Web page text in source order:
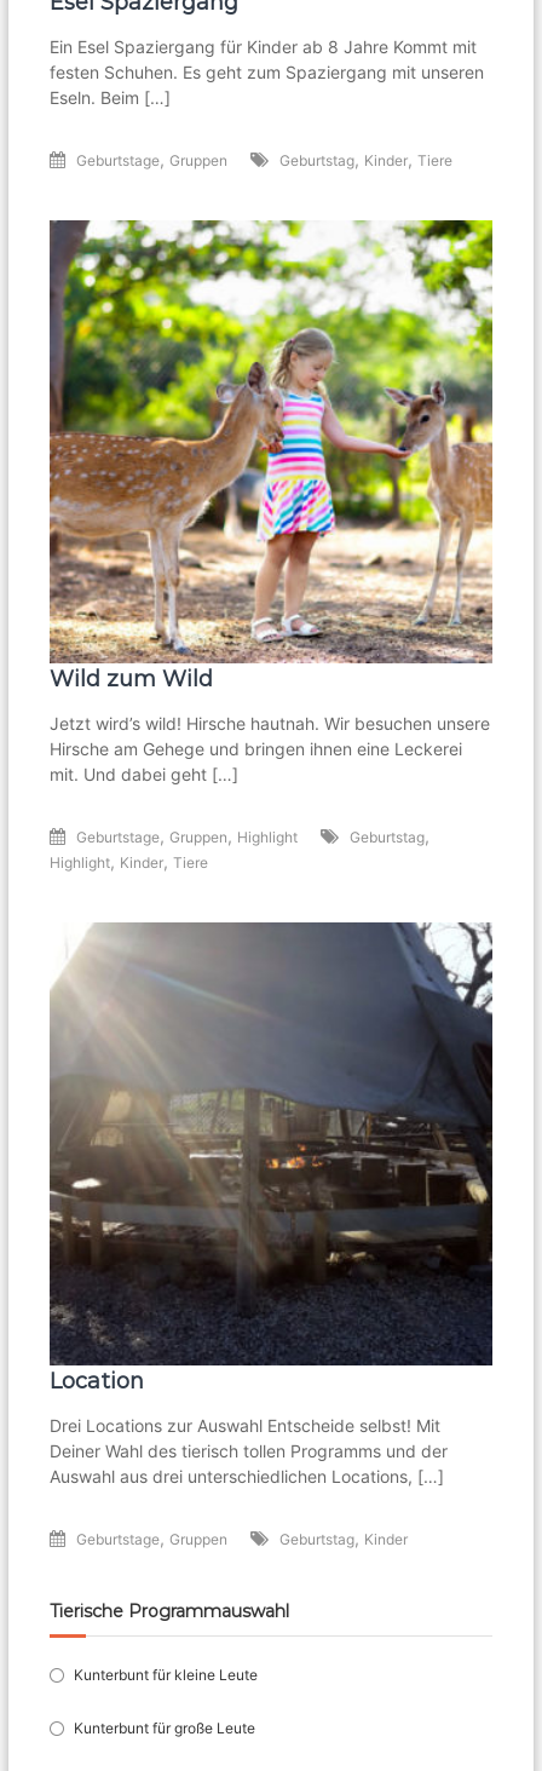
Ein Esel Spaziergang für Kinder ab 8 Jahre Kommt mit
festen Schuhen. Es geht zum Spaziergang mit unseren
Eseln. Beim […]
Geburtstage,Gruppen Geburtstag, Kinder,Tiere
Wild zum Wild
Jetzt wird’s wild! Hirsche hautnah. Wir besuchen unsere
Hirsche am Gehege und bringen ihnen eine Leckerei
mit. Und dabei geht […]
Geburtstage,Gruppen , Highlight Geburtstag,
Highlight, Kinder,Tiere
Location
Drei Locations zur Auswahl Entscheide selbst! Mit
Deiner Wahl des tierisch tollen Programms und der
Auswahl aus drei unterschiedlichen Locations, […]
Geburtstage,Gruppen Geburtstag, Kinder
Tierische Programmauswahl
Kunterbunt für kleine Leute
Kunterbunt für große Leute